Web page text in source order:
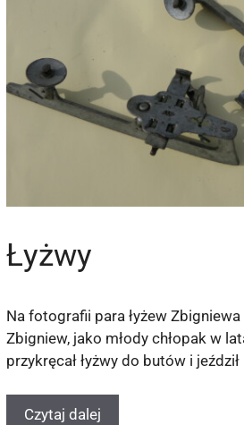
Łyżwy
Na fotografii para łyżew
Zbigniew, jako młody chłopak w
przykręcał łyżwy do butów i jeździł
Czytaj dalej